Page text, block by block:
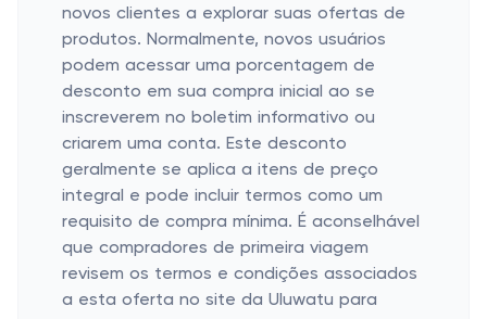
novos clientes a explorar suas ofertas de
produtos. Normalmente, novos usuários
podem acessar uma porcentagem de
desconto em sua compra inicial ao se
inscreverem no boletim informativo ou
criarem uma conta. Este desconto
geralmente se aplica a itens de preço
integral e pode incluir termos como um
requisito de compra mínima. É aconselhável
que compradores de primeira viagem
revisem os termos e condições associados
a esta oferta no site da Uluwatu para